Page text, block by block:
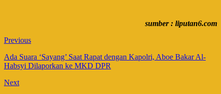
sumber : liputan6.com
Previous
Ada Suara ‘Sayang’ Saat Rapat dengan Kapolri, Aboe Bakar Al-
Habsyi Dilaporkan ke MKD DPR
Next